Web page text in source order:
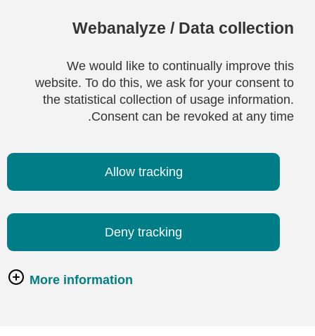
Webanalyze / Data collection
We would like to continually improve this
website. To do this, we ask for your consent to
the statistical collection of usage information.
Consent can be revoked at any time.
Allow tracking
Deny tracking
More information